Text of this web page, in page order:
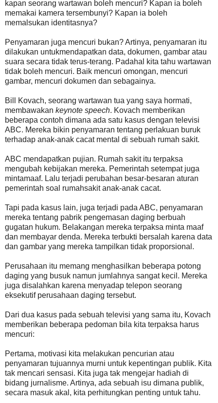
kapan seorang wartawan boleh mencuri? Kapan ia boleh
memakai kamera tersembunyi? Kapan ia boleh
memalsukan identitasnya?
Penyamaran juga mencuri bukan? Artinya, penyamaran itu
dilakukan untukmendapatkan data, dokumen, gambar atau
suara secara tidak terus-terang. Padahal kita tahu wartawan
tidak boleh mencuri. Baik mencuri omongan, mencuri
gambar, mencuri dokumen dan sebagainya.
Bill Kovach, seorang wartawan tua yang saya hormati,
membawakan keynote speech. Kovach memberikan
beberapa contoh dimana ada satu kasus dengan televisi
ABC. Mereka bikin penyamaran tentang perlakuan buruk
terhadap anak-anak cacat mental di sebuah rumah sakit.
ABC mendapatkan pujian. Rumah sakit itu terpaksa
mengubah kebijakan mereka. Pemerintah setempat juga
mintamaaf. Lalu terjadi perubahan besar-besaran aturan
pemerintah soal rumahsakit anak-anak cacat.
Tapi pada kasus lain, juga terjadi pada ABC, penyamaran
mereka tentang pabrik pengemasan daging berbuah
gugatan hukum. Belakangan mereka terpaksa minta maaf
dan membayar denda. Mereka terbukti bersalah karena data
dan gambar yang mereka tampilkan tidak proporsional.
Perusahaan itu memang menghasilkan beberapa potong
daging yang busuk namun jumlahnya sangat kecil. Mereka
juga disalahkan karena menyadap telepon seorang
eksekutif perusahaan daging tersebut.
Dari dua kasus pada sebuah televisi yang sama itu, Kovach
memberikan beberapa pedoman bila kita terpaksa harus
mencuri:
Pertama, motivasi kita melakukan pencurian atau
penyamaran tujuannya murni untuk kepentingan publik. Kita
tak mencari sensasi. Kita juga tak mengejar hadiah di
bidang jurnalisme. Artinya, ada sebuah isu dimana publik,
secara masuk akal, kita perhitungkan penting untuk tahu.